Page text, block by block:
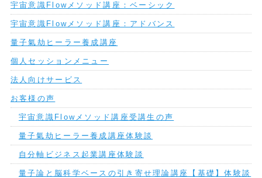
宇宙意識Flowメソッド講座：ベーシック
宇宙意識Flowメソッド講座：アドバンス
量子氣劫ヒーラー養成講座
個人セッションメニュー
法人向けサービス
お客様の声
宇宙意識Flowメソッド講座受講生の声
量子氣劫ヒーラー養成講座体験談
自分軸ビジネス起業講座体験談
量子論と脳科学ベースの引き寄せ理論講座【基礎】体験談